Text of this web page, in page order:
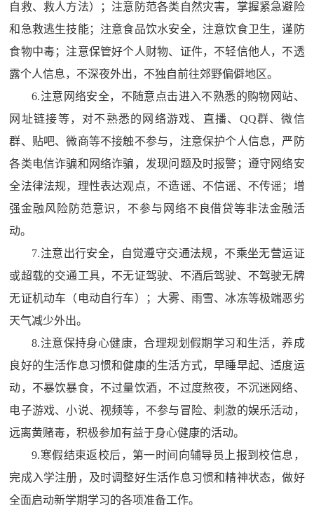
自救、救人方法）；注意防范各类自然灾害，掌握紧急避险
和急救逃生技能；注意食品饮水安全，注意饮食卫生，谨防
食物中毒；注意保管好个人财物、证件，不轻信他人，不透
露个人信息，不深夜外出，不独自前往郊野偏僻地区。
6.注意网络安全，不随意点击进入不熟悉的购物网站、
网址链接等，对不熟悉的网络游戏、直播、 QQ群、微信
群、贴吧、微商等不接触不参与，注意保护个人信息，严防
各类电信诈骗和网络诈骗，发现问题及时报警；遵守网络安
全法律法规，理性表达观点，不造谣、不信谣、不传谣；增
强金融风险防范意识，不参与网络不良借贷等非法金融活
动。
7.注意出行安全，自觉遵守交通法规，不乘坐无营运证
或超载的交通工具，不无证驾驶、不酒后驾驶、不驾驶无牌
无证机动车（电动自行车）；大雾、雨雪、冰冻等极端恶劣
天气减少外出。
8.注意保持身心健康，合理规划假期学习和生活，养成
良好的生活作息习惯和健康的生活方式，早睡早起、适度运
动，不暴饮暴食，不过量饮酒，不过度熬夜，不沉迷网络、
电子游戏、小说、视频等，不参与冒险、刺激的娱乐活动，
远离黄赌毒，积极参加有益于身心健康的活动。
9.寒假结束返校后，第一时间向辅导员上报到校信息，
完成入学注册，及时调整好生活作息习惯和精神状态，做好
全面启动新学期学习的各项准备工作。